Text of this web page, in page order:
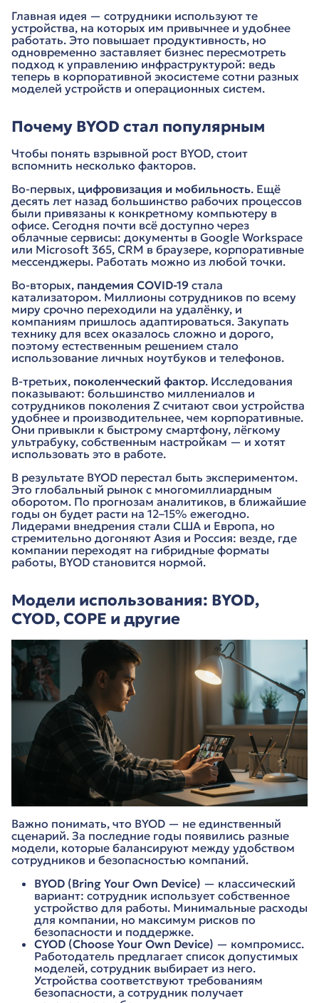
Главная идея — сотрудники используют те
устройства, на которых им привычнее и удобнее
работать. Это повышает продуктивность, но
одновременно заставляет бизнес пересмотреть
подход к управлению инфраструктурой: ведь
теперь в корпоративной экосистеме сотни разных
моделей устройств и операционных систем.
Почему BYOD стал популярным
Чтобы понять взрывной рост BYOD, стоит
вспомнить несколько факторов.
Во-первых, цифровизация и мобильность. Ещё
десять лет назад большинство рабочих процессов
были привязаны к конкретному компьютеру в
офисе. Сегодня почти всё доступно через
облачные сервисы: документы в Google Workspace
или Microsoft 365, CRM в браузере, корпоративные
мессенджеры. Работать можно из любой точки.
Во-вторых, пандемия COVID-19 стала
катализатором. Миллионы сотрудников по всему
миру срочно переходили на удалёнку, и
компаниям пришлось адаптироваться. Закупать
технику для всех оказалось сложно и дорого,
поэтому естественным решением стало
использование личных ноутбуков и телефонов.
В-третьих, поколенческий фактор. Исследования
показывают: большинство миллениалов и
сотрудников поколения Z считают свои устройства
удобнее и производительнее, чем корпоративные.
Они привыкли к быстрому смартфону, лёгкому
ультрабуку, собственным настройкам — и хотят
использовать это в работе.
В результате BYOD перестал быть экспериментом.
Это глобальный рынок с многомиллиардным
оборотом. По прогнозам аналитиков, в ближайшие
годы он будет расти на 12–15% ежегодно.
Лидерами внедрения стали США и Европа, но
стремительно догоняют Азия и Россия: везде, где
компании переходят на гибридные форматы
работы, BYOD становится нормой.
Модели использования: BYOD,
CYOD, COPE и другие
Важно понимать, что BYOD — не единственный
сценарий. За последние годы появились разные
модели, которые балансируют между удобством
сотрудников и безопасностью компаний.
BYOD (Bring Your Own Device) — классический
вариант: сотрудник использует собственное
устройство для работы. Минимальные расходы
для компании, но максимум рисков по
безопасности и поддержке.
CYOD (Choose Your Own Device) — компромисс.
Работодатель предлагает список допустимых
моделей, сотрудник выбирает из него.
Устройства соответствуют требованиям
безопасности, а сотрудник получает